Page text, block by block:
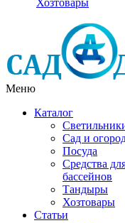
Хозтовары
Меню
Каталог
Сад и
Посуда
Средства
бассейнов
Тандыры
Хозтовары
Статьи